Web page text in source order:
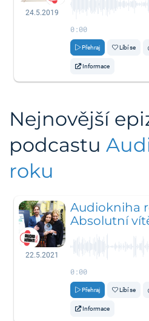
24.5.2019
0:00
Přehraj Líbí se
Informace
Nejnovější
podcastu
roku
22.5.2021
Audiokniha
Absolutní
0:00
Přehraj Líbí se
Informace